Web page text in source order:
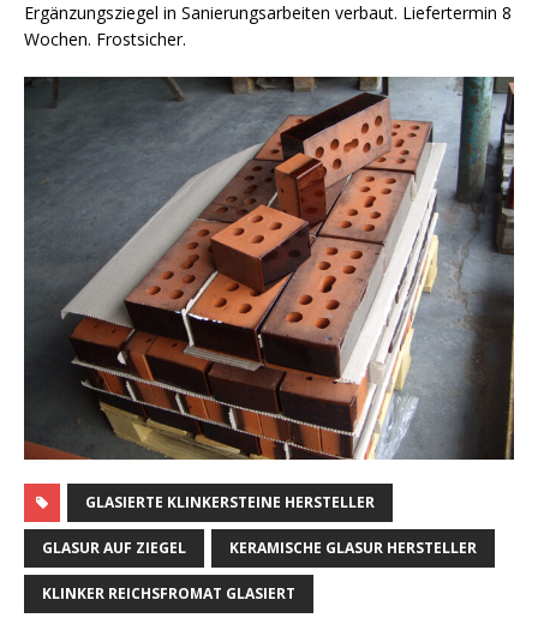
Ergänzungsziegel in Sanierungsarbeiten verbaut. Liefertermin 8
Wochen. Frostsicher.
GLASIERTE KLINKERSTEINE HERSTELLER
GLASUR AUF ZIEGEL KERAMISCHE GLASUR HERSTELLER
KLINKER REICHSFROMAT GLASIERT